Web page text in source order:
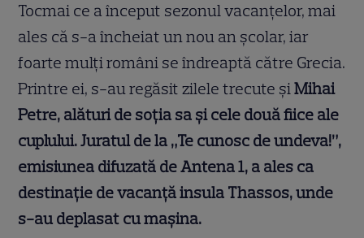
Tocmai ce a început sezonul vacanțelor, mai
ales că s-a încheiat un nou an școlar, iar
foarte mulți români se îndreaptă către Grecia.
Printre ei, s-au regăsit zilele trecute șiMihai
Petre, alături de soția sa și cele două fiice ale
cuplului. Juratul de la „Te cunosc de undeva!”,
emisiunea difuzată de Antena 1, a ales ca
destinație de vacanță insula Thassos, unde
s-au deplasat cu mașina.